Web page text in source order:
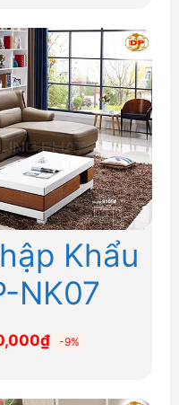
là:
27,800,000₫.
Khẩu
NK07
₫Giá
-9%